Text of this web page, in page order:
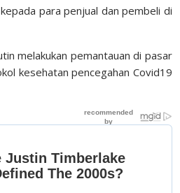
para penjual dan pembeli di
melakukan pemantauan di pasar
kesehatan pencegahan Covid19